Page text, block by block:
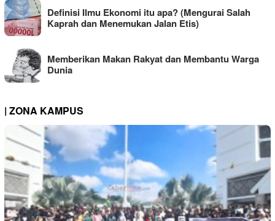
Definisi Ilmu Ekonomi itu apa? (Mengurai Salah
Kaprah dan Menemukan Jalan Etis)
Memberikan Makan Rakyat dan Membantu Warga
Dunia
| ZONA KAMPUS